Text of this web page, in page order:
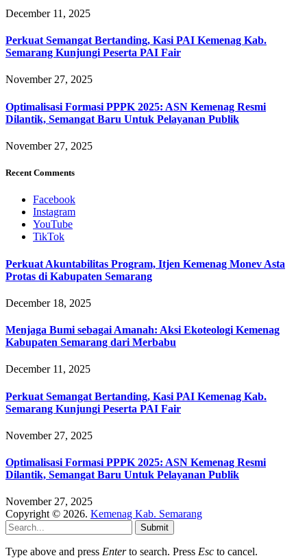
December 11, 2025
Perkuat Semangat Bertanding, Kasi PAI Kemenag Kab.
Semarang Kunjungi Peserta PAI Fair
November 27, 2025
Optimalisasi Formasi PPPK 2025: ASN Kemenag Resmi
Dilantik, Semangat Baru Untuk Pelayanan Publik
November 27, 2025
Recent Comments
Facebook
Instagram
YouTube
TikTok
Perkuat Akuntabilitas Program, Itjen Kemenag Monev Asta
Protas di Kabupaten Semarang
December 18, 2025
Menjaga Bumi sebagai Amanah: Aksi Ekoteologi Kemenag
Kabupaten Semarang dari Merbabu
December 11, 2025
Perkuat Semangat Bertanding, Kasi PAI Kemenag Kab.
Semarang Kunjungi Peserta PAI Fair
November 27, 2025
Optimalisasi Formasi PPPK 2025: ASN Kemenag Resmi
Dilantik, Semangat Baru Untuk Pelayanan Publik
November 27, 2025
Copyright © 2026. Kemenag Kab. Semarang
Submit
Type above and press Enterto search. Press Esc to cancel.